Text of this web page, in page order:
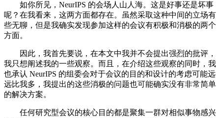
如你所见，NeurIPS 的会场人山人海。这是好事还是坏事
呢？在我看来，这两方面都存在。虽然采取这种中间的立场有
些无聊，但是我确实发现参加这样的会议有积极和消极的两个
方面。
因此，我首先要说，在本文中我并不会提出强烈的批评，
我只想阐述我的一些观察。而且，在介绍这些观察的同时，我
也承认 NeurIPS 的组委会对于会议的目的和设计的考虑可能远
远比我多，我提出的这些消极的问题也可能确实没有非常简单
的解决方案。
任何研究型会议的核心目的都是聚集一群对相似事物感兴